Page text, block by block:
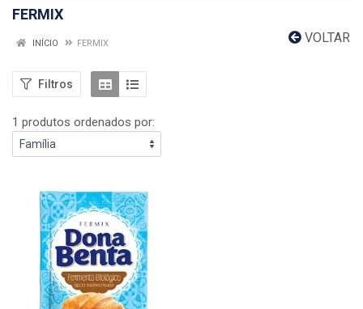
FERMIX
VOLTAR
INÍCIO FERMIX
Filtros
1 produtos ordenados por: